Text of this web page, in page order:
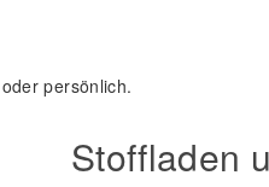
persönlich.
Stoffladen